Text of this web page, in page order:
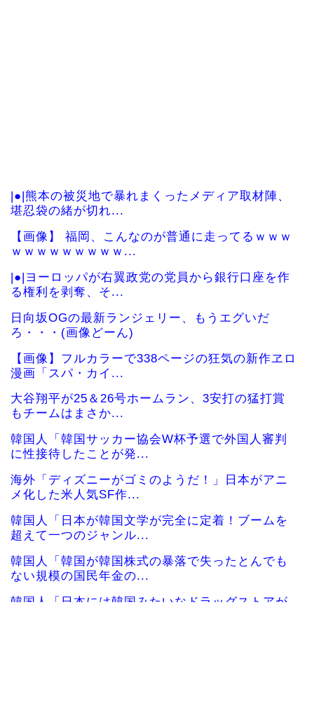
|●|熊本の被災地で暴れまくったメディア取材陣、
堪忍袋の緒が切れ...
【画像】 福岡、こんなのが普通に走ってるｗｗｗ
ｗｗｗｗｗｗｗｗｗ...
|●|ヨーロッパが右翼政党の党員から銀行口座を作
る権利を剥奪、そ...
日向坂OGの最新ランジェリー、もうエグいだ
ろ・・・(画像どーん)
【画像】フルカラーで338ページの狂気の新作ヱロ
漫画「スパ・カイ...
大谷翔平が25＆26号ホームラン、3安打の猛打賞
もチームはまさか...
韓国人「韓国サッカー協会W杯予選で外国人審判
に性接待したことが発...
海外「ディズニーがゴミのようだ！」日本がアニ
メ化した米人気SF作...
韓国人「日本が韓国文学が完全に定着！ブームを
超えて一つのジャンル...
韓国人「韓国が韓国株式の暴落で失ったとんでも
ない規模の国民年金の...
韓国人「日本には韓国みたいなドラッグストアが